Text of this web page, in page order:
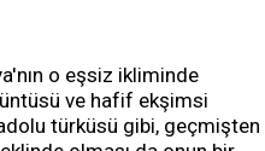
o eşsiz ikliminde
ve hafif ekşimsi
türküsü gibi, geçmişten